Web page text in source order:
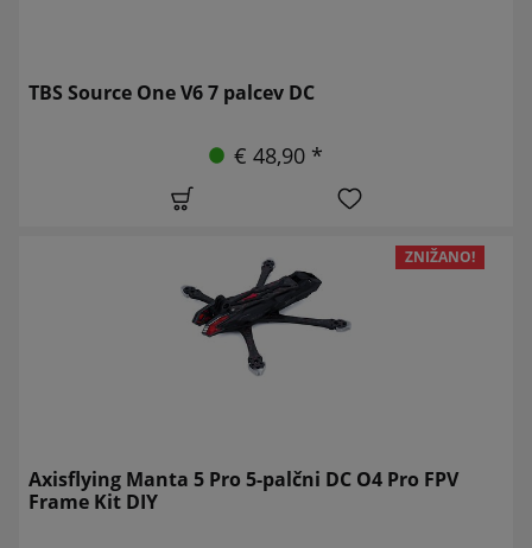
TBS Source One V6 7 palcev DC
€ 48,90 *
ZNIŽANO!
Axisflying Manta 5 Pro 5-palčni DC O4 Pro FPV
Frame Kit DIY